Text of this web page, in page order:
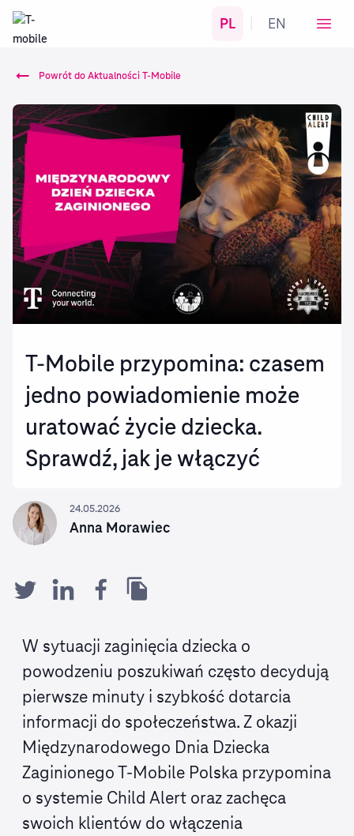
PL EN
Powrót do Aktualności T-Mobile
T‑Mobile przypomina: czasem
jedno powiadomienie może
uratować życie dziecka.
Sprawdź, jak je włączyć
24.05.2026
Anna Morawiec
W sytuacji zaginięcia dziecka o
powodzeniu poszukiwań często decydują
pierwsze minuty i szybkość dotarcia
informacji do społeczeństwa. Z okazji
Międzynarodowego Dnia Dziecka
Zaginionego T‑Mobile Polska przypomina
o systemie Child Alert oraz zachęca
swoich klientów do włączenia